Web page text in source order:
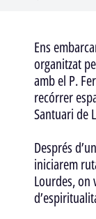
Ens
organitzat
amb el P.
recórrer
Santuari de
Després
iniciarem
Lourdes, on